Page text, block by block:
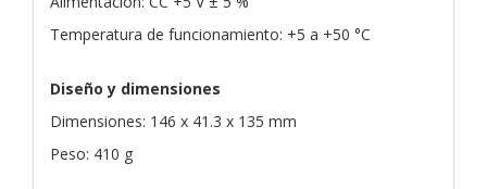
Temperatura de funcionamiento: +5 a +50 °C
Diseño y dimensiones
Dimensiones: 146 x 41.3 x 135 mm
Peso: 410 g